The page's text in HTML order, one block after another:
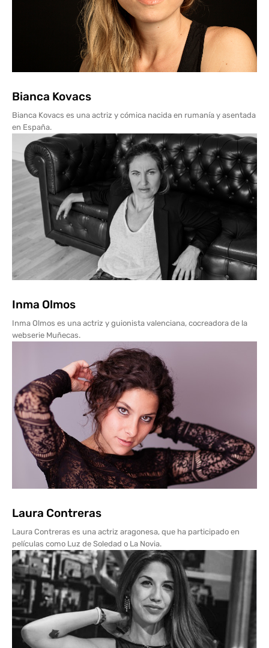
Bianca Kovacs
Bianca Kovacs es una actriz y cómica nacida en rumanía y asentada
en España.
Inma Olmos
Inma Olmos es una actriz y guionista valenciana, cocreadora de la
webserie Muñecas.
Laura Contreras
Laura Contreras es una actriz aragonesa, que ha participado en
películas como Luz de Soledad o La Novia.